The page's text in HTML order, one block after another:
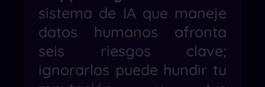
sistema de IA que maneje
datos humanos afronta
seis riesgos clave;
ignorarlos puede hundir tu